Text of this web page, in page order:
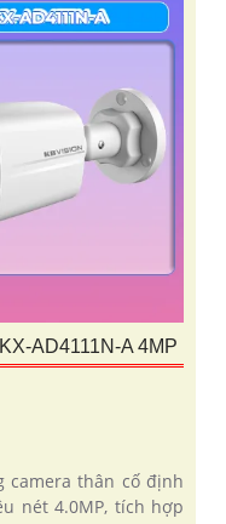
AD4111N-A 4MP
camera thân cố định
nét 4.0MP, tích hợp